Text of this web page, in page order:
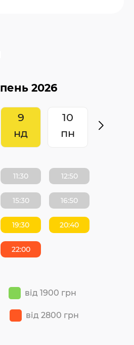
9
нд
10
пн
11:30 12:50
15:30 16:50
19:30 20:40
22:00
від 1900 грн
від 2800 грн